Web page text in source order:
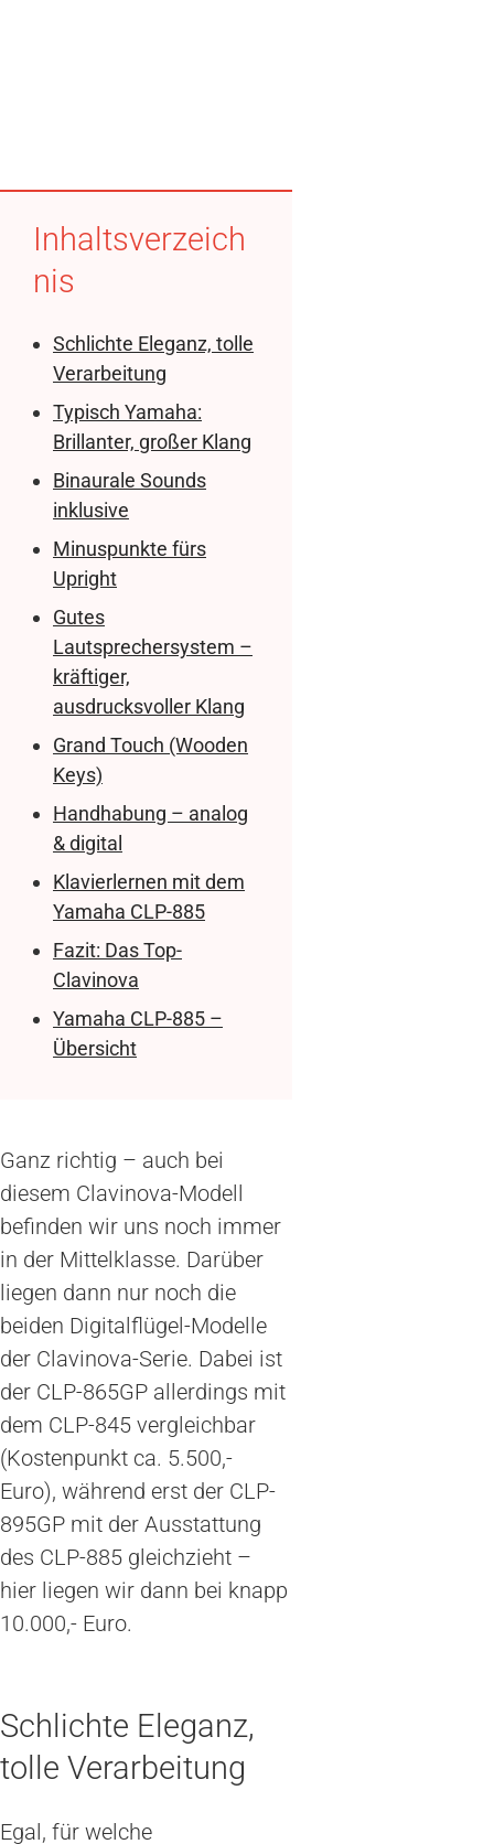
Inhaltsverzeich
nis
Schlichte Eleganz, tolle
Verarbeitung
Typisch Yamaha:
Brillanter, großer Klang
Binaurale Sounds
inklusive
Minuspunkte fürs
Upright
Gutes
Lautsprechersystem –
kräftiger,
ausdrucksvoller Klang
Grand Touch (Wooden
Keys)
Handhabung – analog
& digital
Klavierlernen mit dem
Yamaha CLP-885
Fazit: Das Top-
Clavinova
Yamaha CLP-885 –
Übersicht
Ganz richtig – auch bei
diesem Clavinova-Modell
befinden wir uns noch immer
in der Mittelklasse. Darüber
liegen dann nur noch die
beiden Digitalflügel-Modelle
der Clavinova-Serie. Dabei ist
der CLP-865GP allerdings mit
dem CLP-845 vergleichbar
(Kostenpunkt ca. 5.500,-
Euro), während erst der CLP-
895GP mit der Ausstattung
des CLP-885 gleichzieht –
hier liegen wir dann bei knapp
10.000,- Euro.
Schlichte Eleganz,
tolle Verarbeitung
Egal, für welche